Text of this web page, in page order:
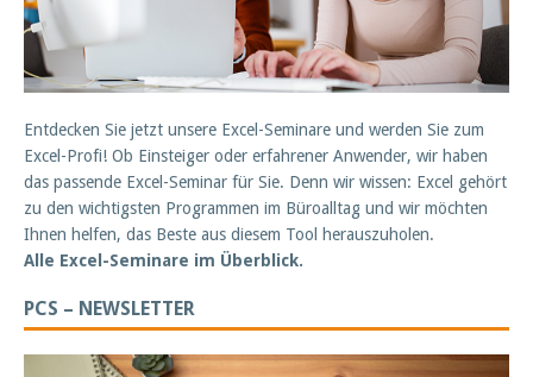
Entdecken Sie jetzt unsere Excel-Seminare und werden Sie zum
Excel-Profi! Ob Einsteiger oder erfahrener Anwender, wir haben
das passende Excel-Seminar für Sie. Denn wir wissen: Excel gehört
zu den wichtigsten Programmen im Büroalltag und wir möchten
Ihnen helfen, das Beste aus diesem Tool herauszuholen.
Alle Excel-Seminare im Überblick.
PCS – NEWSLETTER